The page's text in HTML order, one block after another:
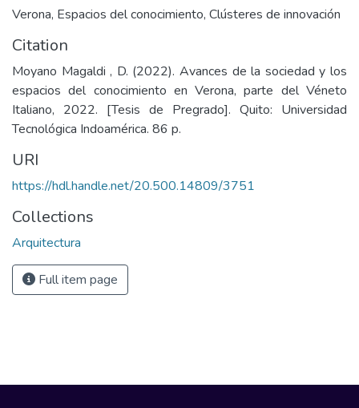
Verona, Espacios del conocimiento, Clústeres de innovación
Citation
Moyano Magaldi , D. (2022). Avances de la sociedad y los
espacios del conocimiento en Verona, parte del Véneto
Italiano, 2022. [Tesis de Pregrado]. Quito: Universidad
Tecnológica Indoamérica. 86 p.
URI
https://hdl.handle.net/20.500.14809/3751
Collections
Arquitectura
Full item page